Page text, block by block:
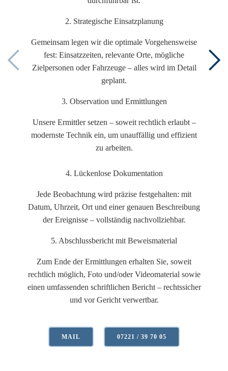
2. Strategische Einsatzplanung
Gemeinsam legen wir die optimale Vorgehensweise
fest: Einsatzzeiten, relevante Orte, mögliche
Zielpersonen oder Fahrzeuge – alles wird im Detail
geplant.
3. Observation und Ermittlungen
Unsere Ermittler setzen – soweit rechtlich erlaubt –
modernste Technik ein, um unauffällig und effizient
zu arbeiten.
4. Lückenlose Dokumentation
Jede Beobachtung wird präzise festgehalten: mit
Datum, Uhrzeit, Ort und einer genauen Beschreibung
der Ereignisse – vollständig nachvollziehbar.
5. Abschlussbericht mit Beweismaterial
Zum Ende der Ermittlungen erhalten Sie, soweit
rechtlich möglich, Foto und/oder Videomaterial sowie
einen umfassenden schriftlichen Bericht – rechtssicher
und vor Gericht verwertbar.
MAIL 07221 / 39 70 05